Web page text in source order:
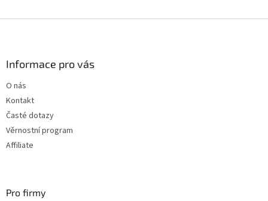
Informace pro vás
O nás
Kontakt
Časté dotazy
Věrnostní program
Affiliate
Pro firmy